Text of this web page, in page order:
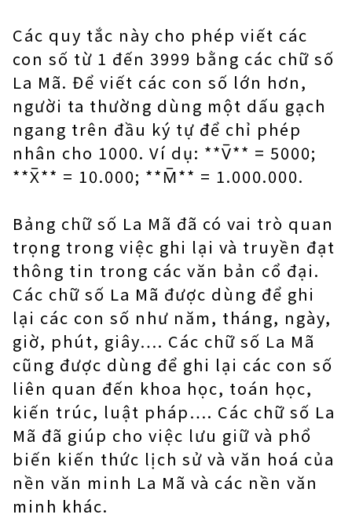
Các quy tắc này cho phép viết các
con số từ 1 đến 3999 bằng các chữ số
La Mã. Để viết các con số lớn hơn,
người ta thường dùng một dấu gạch
ngang trên đầu ký tự để chỉ phép
nhân cho 1000. Ví dụ: **V̅** = 5000;
**X̅** = 10.000; **M̅** = 1.000.000.
Bảng chữ số La Mã đã có vai trò quan
trọng trong việc ghi lại và truyền đạt
thông tin trong các văn bản cổ đại.
Các chữ số La Mã được dùng để ghi
lại các con số như năm, tháng, ngày,
giờ, phút, giây…. Các chữ số La Mã
cũng được dùng để ghi lại các con số
liên quan đến khoa học, toán học,
kiến trúc, luật pháp…. Các chữ số La
Mã đã giúp cho việc lưu giữ và phổ
biến kiến thức lịch sử và văn hoá của
nền văn minh La Mã và các nền văn
minh khác.